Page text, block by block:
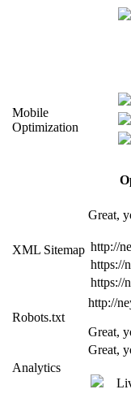
Mobile
Optimization
XML Sitemap
Great,
http://
https://
https://
Robots.txt
http://
Great,
Analytics
Great,